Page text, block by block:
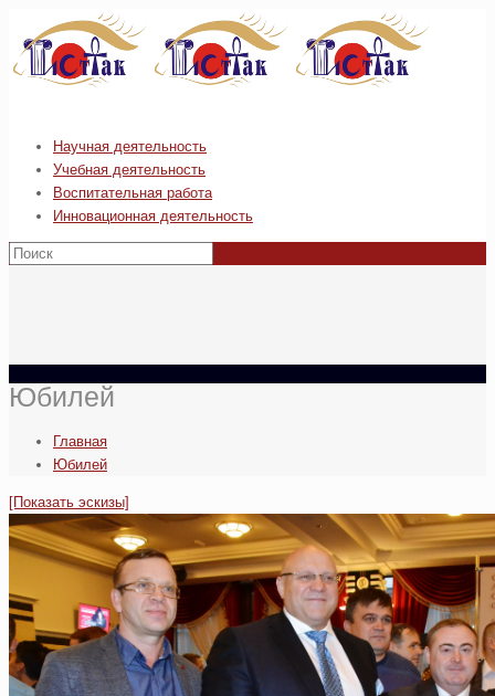
Научная деятельность
Учебная деятельность
Воспитательная работа
Инновационная деятельность
Юбилей
Главная
Юбилей
[Показать эскизы]